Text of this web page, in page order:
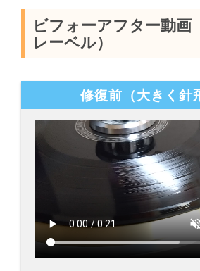
ビフォーアフター動画
レーベル）
修復前（大きく針